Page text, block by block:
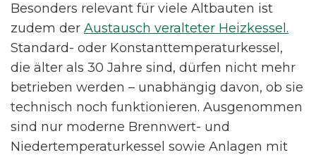
Besonders relevant für viele Altbauten ist
zudem der Austausch veralteter Heizkessel.
Standard- oder Konstanttemperaturkessel,
die älter als 30 Jahre sind, dürfen nicht mehr
betrieben werden – unabhängig davon, ob sie
technisch noch funktionieren. Ausgenommen
sind nur moderne Brennwert- und
Niedertemperaturkessel sowie Anlagen mit